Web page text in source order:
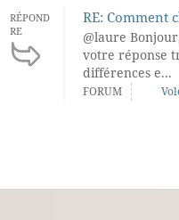
RÉPOND
RE
RE: Comment
@laure
votre réponse
différences e...
FORUM